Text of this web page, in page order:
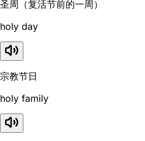
圣周（复活节前的一周）
holy day
宗教节日
holy family